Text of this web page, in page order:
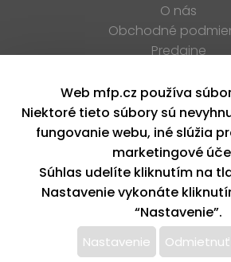
O nás
Obchodné
Predajne
K stiahnutiu
Blog
Kontakt
Kariéra
XML feed
Copyright © 2026, MFP paper s. r. o. |
Tento web používa k
Web mfp.cz používa
Niektoré tieto súbory sú
fungovanie webu, iné slúžia
marketingové
Súhlas udelíte kliknutím na
Nastavenie vykonáte
“Nastavenie”.
Nastavenie Odmietnuť